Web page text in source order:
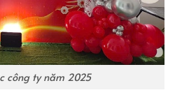
công ty năm 2025